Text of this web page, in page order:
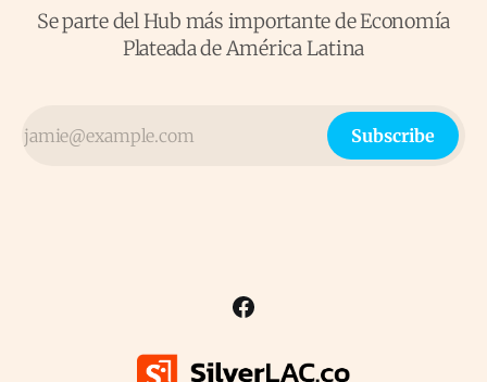
Se parte del Hub más importante de Economía
Plateada de América Latina
Subscribe